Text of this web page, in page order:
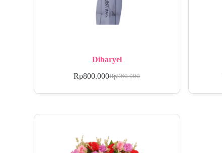
Dibaryel
Rp960.000
Rp800.000